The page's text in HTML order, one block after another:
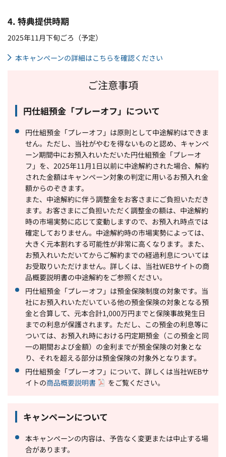
4. 特典提供時期
2025年11月下旬ごろ（予定）
本キャンペーンの詳細はこちらを確認ください
ご注意事項
円仕組預金「プレーオフ」について
円仕組預金「プレーオフ」は原則として中途解約はできま
せん。ただし、当社がやむを得ないものと認め、キャンペ
ーン期間中にお預入れいただいた円仕組預金「プレーオ
フ」を、2025年11月1日以前に中途解約された場合、解約
された金額はキャンペーン対象の判定に用いるお預入れ金
額からのぞきます。
また、中途解約に伴う調整金をお客さまにご負担いただき
ます。お客さまにご負担いただく調整金の額は、中途解約
時の市場実勢に応じて変動しますので、お預入れ時点では
確定しておりません。中途解約時の市場実勢によっては、
大きく元本割れする可能性が非常に高くなります。また、
お預入れいただいてからご解約までの経過利息については
お受取りいただけません。詳しくは、当社WEBサイトの商
品概要説明書の中途解約をご参照ください。
円仕組預金「プレーオフ」は預金保険制度の対象です。当
社にお預入れいただいている他の預金保険の対象となる預
金と合算して、元本合計1,000万円までと保険事故発生日
までの利息が保護されます。ただし、この預金の利息等に
ついては、お預入れ時における円定期預金（この預金と同
一の期間および金額）の金利までが預金保険の対象とな
り、それを超える部分は預金保険の対象外となります。
円仕組預金「プレーオフ」について、詳しくは当社WEBサ
イトの商品概要説明書 をご覧ください。
キャンペーンについて
本キャンペーンの内容は、予告なく変更または中止する場
合があります。